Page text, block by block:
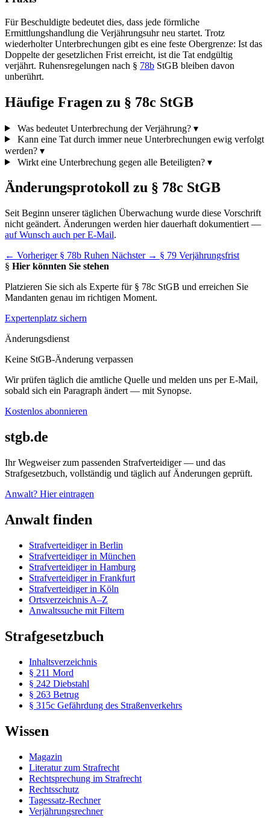
Für Beschuldigte bedeutet dies, dass jede förmliche
Ermittlungshandlung die Verjährungsuhr neu startet. Trotz
wiederholter Unterbrechungen gibt es eine feste Obergrenze: Ist das
Doppelte der gesetzlichen Frist erreicht, ist die Tat endgültig
verjährt. Ruhensregelungen nach § 78b StGB bleiben davon
unberührt.
Häufige Fragen zu § 78c StGB
Was bedeutet Unterbrechung der Verjährung? ▾
Kann eine Tat durch immer neue Unterbrechungen ewig verfolgt
werden? ▾
Wirkt eine Unterbrechung gegen alle Beteiligten? ▾
Änderungsprotokoll zu § 78c StGB
Seit Beginn unserer täglichen Überwachung wurde diese Vorschrift
nicht geändert. Änderungen werden hier dauerhaft dokumentiert —
auf Wunsch auch per E-Mail.
← Vorheriger § 78b Ruhen Nächster → § 79 Verjährungsfrist
§ Hier könnten Sie stehen
Platzieren Sie sich als Experte für § 78c StGB und erreichen Sie
Mandanten genau im richtigen Moment.
Expertenplatz sichern
Änderungsdienst
Keine StGB-Änderung verpassen
Wir prüfen täglich die amtliche Quelle und melden uns per E-Mail,
sobald sich ein Paragraph ändert — mit Synopse.
Kostenlos abonnieren
stgb.de
Ihr Wegweiser zum passenden Strafverteidiger — und das
Strafgesetzbuch, vollständig und täglich auf Änderungen geprüft.
Anwalt? Hier eintragen
Anwalt finden
Strafverteidiger in Berlin
Strafverteidiger in München
Strafverteidiger in Hamburg
Strafverteidiger in Frankfurt
Strafverteidiger in Köln
Ortsverzeichnis A–Z
Anwaltssuche mit Filtern
Strafgesetzbuch
Inhaltsverzeichnis
§ 211 Mord
§ 242 Diebstahl
§ 263 Betrug
§ 315c Gefährdung des Straßenverkehrs
Wissen
Magazin
Literatur zum Strafrecht
Rechtsprechung im Strafrecht
Rechtsschutz
Tagessatz-Rechner
Verjährungsrechner